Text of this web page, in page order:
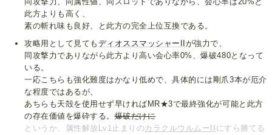
此方よりも高く、
素の斬れ味も良好、と此方の完全上位互換である。
攻略用として見ても ディオススマッシャーII が強力で、
同攻撃力でありながら此方より高い会心率0%、爆破480となって
いる。
一応こちらも強化難度はかなり低めで、具体的には剛爪3本が厄介
な程度ではあるが、
あちらも天殻を使用せず早ければMR★3で最終強化が可能と此方
の存在価値を爆砕する。爆破だけに
というか、属性解放Lv1止まりの カラクルウルムーII にすら勝てる